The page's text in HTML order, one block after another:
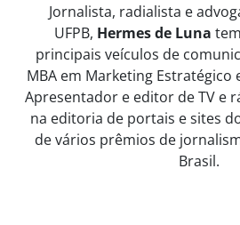
Jornalista, radialista e
UFPB, Hermes de Luna
principais veículos de
MBA em Marketing Estratégico
Apresentador e editor de TV e
na editoria de portais e sites
de vários prêmios de
Brasil.